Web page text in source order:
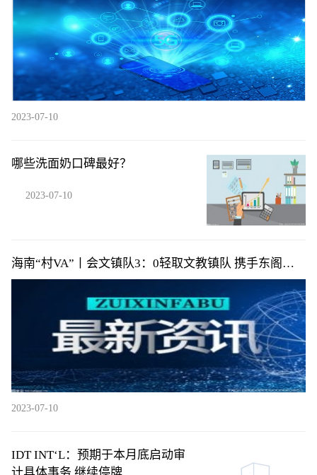
2023-07-10
哪些洗面奶口碑最好？
2023-07-10
海南“村VA”丨会文镇队3：0轻取文教镇队 携手东阁镇
队提前小组出线
2023-07-10
IDT INT‘L：预期于本月底启动审